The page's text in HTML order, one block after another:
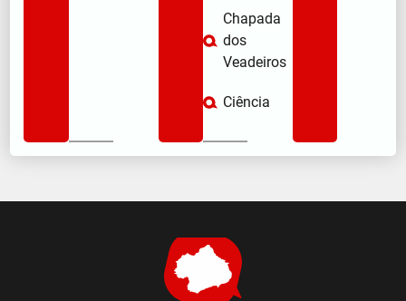
Chapada
dos
Veadeiros
Ciência